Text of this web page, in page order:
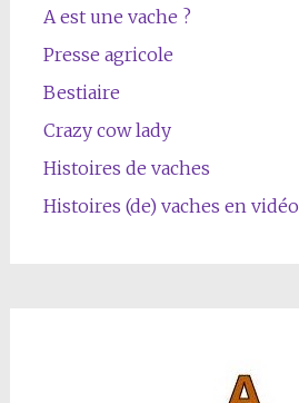
A est une vache ?
Presse agricole
Bestiaire
Crazy cow lady
Histoires de vaches
Histoires (de) vaches en vidéo